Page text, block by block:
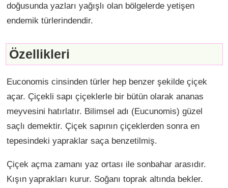
doğusunda yazları yağışlı olan bölgelerde yetişen
endemik türlerindendir.
Özellikleri
Euconomis cinsinden türler hep benzer şekilde çiçek
açar. Çiçekli sapı çiçeklerle bir bütün olarak ananas
meyvesini hatırlatır. Bilimsel adı (Eucunomis) güzel
saçlı demektir. Çiçek sapının çiçeklerden sonra en
tepesindeki yapraklar saça benzetilmiş.
Çiçek açma zamanı yaz ortası ile sonbahar arasıdır.
Kışın yaprakları kurur. Soğanı toprak altında bekler.